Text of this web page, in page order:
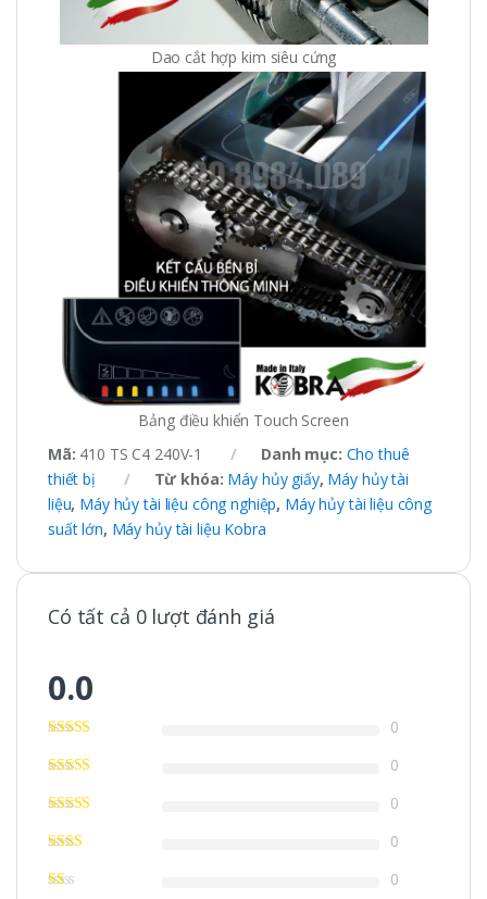
Dao cắt hợp kim siêu cứng
Bảng điều khiển Touch Screen
Mã: 410 TS C4 240V-1 Danh mục: Cho thuê
thiết bị
Từ khóa: Máy hủy giấy, Máy hủy tài
liệu, Máy hủy tài liệu công nghiệp, Máy hủy tài liệu công
suất lớn, Máy hủy tài liệu Kobra
Có tất cả 0 lượt đánh giá
0.0
0
0
0
0
0